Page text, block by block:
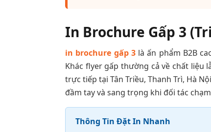
In Brochure Gấp 3
in brochure gấp 3là ấn phẩm B2B
Khác flyer gấp thường cả về chất liệu
trực tiếp tại Tân Triều, Thanh Trì, Hà
đầm tay và sang trọng khi đối tác
Thông Tin Đặt In Nhanh